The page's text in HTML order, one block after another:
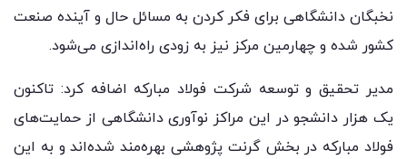
نخبگان دانشگاهی برای فکر کردن به مسائل حال و آینده صنعت
کشور شده و چهارمین مرکز نیز به زودی راه‌اندازی می‌شود.
مدیر تحقیق و توسعه شرکت فولاد مبارکه اضافه کرد: تاکنون
یک هزار دانشجو در این مراکز نوآوری دانشگاهی از حمایت‌های
فولاد مبارکه در بخش گرنت پژوهشی بهره‌مند شده‌اند و به این